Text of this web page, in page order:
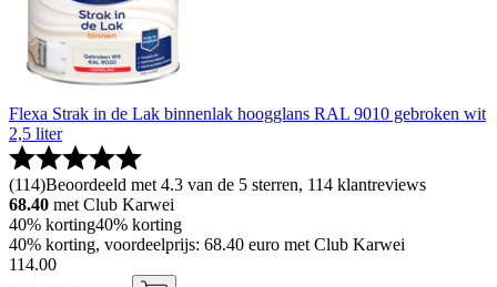
Flexa Strak in de Lak binnenlak hoogglans RAL 9010 gebroken wit
2,5 liter
(114)Beoordeeld met 4.3 van de 5 sterren, 114 klantreviews
68.40 met Club Karwei
40% korting40% korting
40% korting, voordeelprijs: 68.40 euro met Club Karwei
114.00